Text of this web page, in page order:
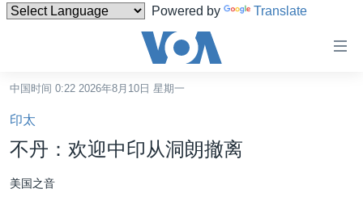
Powered by Translate
碍
链
接
转
台湾
中国时间 0:22 2026年8月10日 星期一
印太
不丹：欢迎中印从洞朗撤离
美国之音